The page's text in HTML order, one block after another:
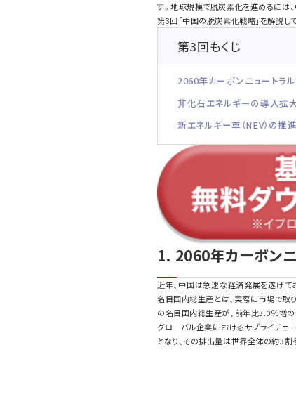
す。地球規模で脱炭素化を進めるには
第3回「中国の脱炭素化戦略」を解説し
第3回もくじ
2060年カーボンニュートラ
非化石エネルギーの導入拡
新エネルギー車（NEV）の推進
1. 2060年カーボン
近年、中国は急速な経済発展を遂げて
名目国内総生産とは、実際に市場で取
の名目国内総生産が、前年比3.0％増の
グローバル企業におけるサプライチェ
となり、その排出量は世界全体の約3割